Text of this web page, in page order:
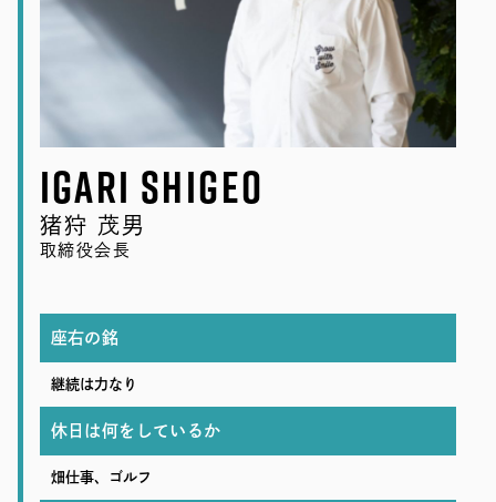
STAFF
IGARI SOBA
RECRUIT
SEAS0N BY MYSELF
MAIL
メール・資料請求
RESERVATION
Igari Shigeo
猪狩 茂男
取締役会長
座右の銘
継続は力なり
休日は何をしているか
畑仕事、ゴルフ